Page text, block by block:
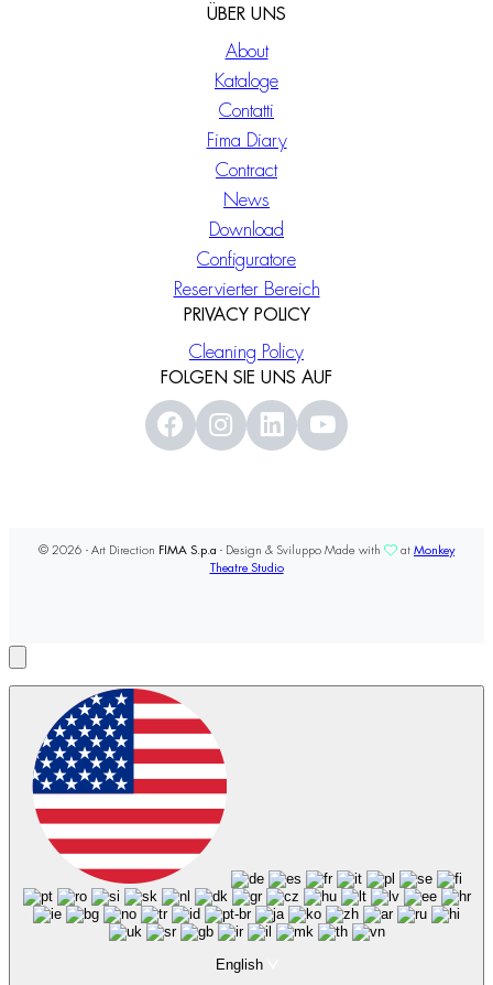
ÜBER UNS
About
Kataloge
Contatti
Fima Diary
Contract
News
Download
Configuratore
Reservierter Bereich
PRIVACY POLICY
Cleaning Policy
FOLGEN SIE UNS AUF
© 2026 - Art Direction FIMA S.p.a - Design & Sviluppo Made with at Monkey
Theatre Studio
English